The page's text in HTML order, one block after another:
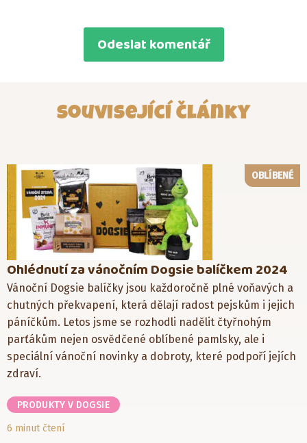
Související články
OBLÍBENÉ
Ohlédnutí za vánočním Dogsie balíčkem 2024
Vánoční Dogsie balíčky jsou každoročně plné voňavých a
chutných překvapení, která dělají radost pejskům i jejich
páníčkům. Letos jsme se rozhodli nadělit čtyřnohým
parťákům nejen osvědčené oblíbené pamlsky, ale i
speciální vánoční novinky a dobroty, které podpoří jejích
zdraví.
PRODUKTY V DOGSIE
6 minut čtení